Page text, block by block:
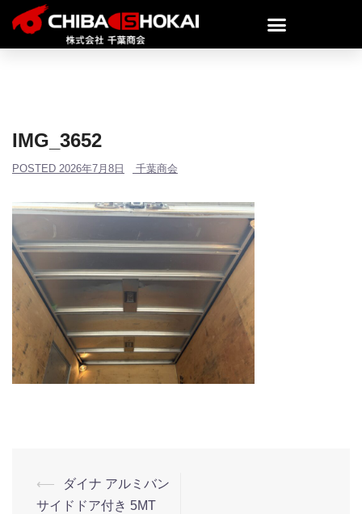
IMG_3652
POSTED 2026年7月8日 千葉商会
⟵
ダイナ アルミバン
サイドドア付き 5MT